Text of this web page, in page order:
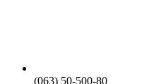
(063) 50-500-80